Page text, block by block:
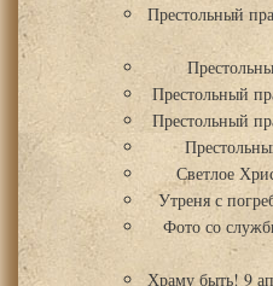
Престольный
Престольный
Престольный
Светлое
Утреня с
Фото со
Храму быть! 9